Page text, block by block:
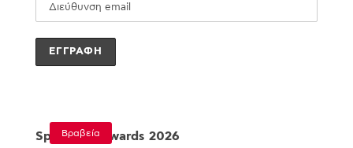
Βραβεία
Specialist Awards 2026